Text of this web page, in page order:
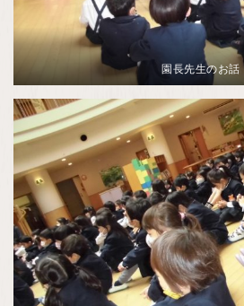
園長先生のお話